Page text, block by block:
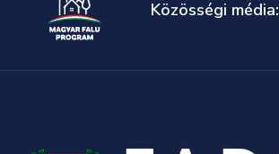
Közösségi média: